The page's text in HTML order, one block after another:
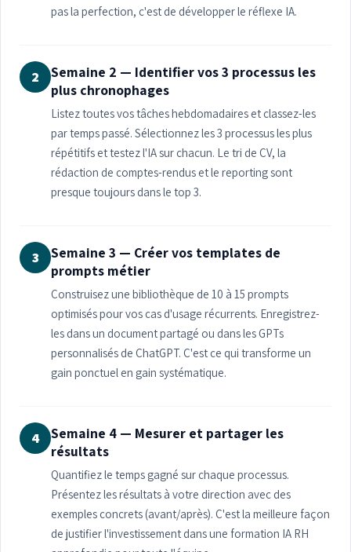
pas la perfection, c'est de développer le réflexe IA.
2
Semaine 2 — Identifier vos 3 processus les
plus chronophages
Listez toutes vos tâches hebdomadaires et classez-les
par temps passé. Sélectionnez les 3 processus les plus
répétitifs et testez l'IA sur chacun. Le tri de CV, la
rédaction de comptes-rendus et le reporting sont
presque toujours dans le top 3.
3
Semaine 3 — Créer vos templates de
prompts métier
Construisez une bibliothèque de 10 à 15 prompts
optimisés pour vos cas d'usage récurrents. Enregistrez-
les dans un document partagé ou dans les GPTs
personnalisés de ChatGPT. C'est ce qui transforme un
gain ponctuel en gain systématique.
4
Semaine 4 — Mesurer et partager les
résultats
Quantifiez le temps gagné sur chaque processus.
Présentez les résultats à votre direction avec des
exemples concrets (avant/après). C'est la meilleure façon
de justifier l'investissement dans une formation IA RH